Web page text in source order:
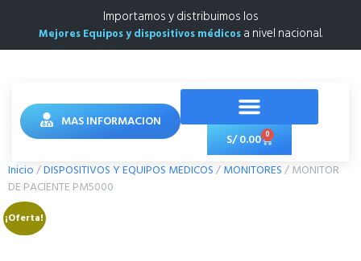
Importamos y distribuimos los
Mejores Equipos y dispositivos médicosa nivel nacional.
MAS INFORMACION
S/0.00 0
Inicio/DISPOSITIVOS Y EQUIPOS MEDICOS/MONITORES/ MONITOR
DE PACIENTE PM5000
¡Oferta!